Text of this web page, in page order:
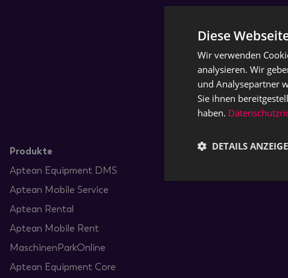
Produkte
Aptean Equipment DMS
Aptean Mobile Service
Aptean Rental
Aptean Mobile Rent
MaschinenParkOnline
Aptean Equipment Core
Diese
Wir verwenden
analysieren. Wir
und Analysepartner
Sie ihnen
haben.
DETAILS